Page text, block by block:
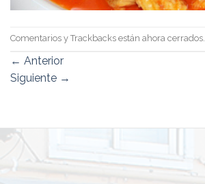
Comentarios y Trackbacks están ahora cerrados.
← Anterior
Siguiente →